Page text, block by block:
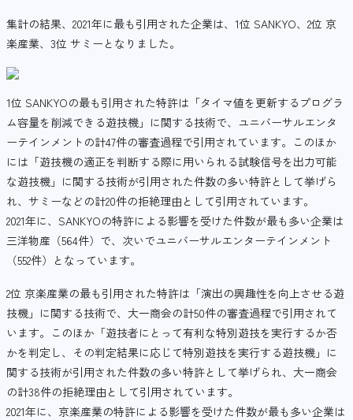
集計の結果、2021年に最も引用された企業は、1位 SANKYO、2位 京
楽産業、3位 サミーとなりました。
1位 SANKYOの最も引用された特許は「タイマ値を更新するプログラ
ム容量を削減できる遊技機」に関する技術で、ユニバーサルエンタ
ーテインメントの計47件の審査過程で引用されています。このほか
には「遊技機の適正を判断する際に用いられる試験信号を出力可能
な遊技機」に関する技術が引用された件数の多い特許として挙げら
れ、サミーなどの計20件の拒絶理由として引用されています。
2021年に、SANKYOの特許による影響を受けた件数が最も多い企業は
三洋物産（564件）で、次いでユニバーサルエンターテインメント
（552件）となっています。
2位 京楽産業の最も引用された特許は「演出の興趣性を向上させる遊
技機」に関する技術で、大一商会の計50件の審査過程で引用されて
います。このほか「遊技者にとって有利な特別遊技を実行するか否
かを判定し、その判定結果に応じて特別遊技を実行する遊技機」に
関する技術が引用された件数の多い特許として挙げられ、大一商会
の計38件の拒絶理由として引用されています。
2021年に、京楽産業の特許による影響を受けた件数が最も多い企業は